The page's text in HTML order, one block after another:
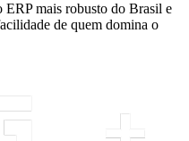
mais robusto do Brasil e
de quem domina o